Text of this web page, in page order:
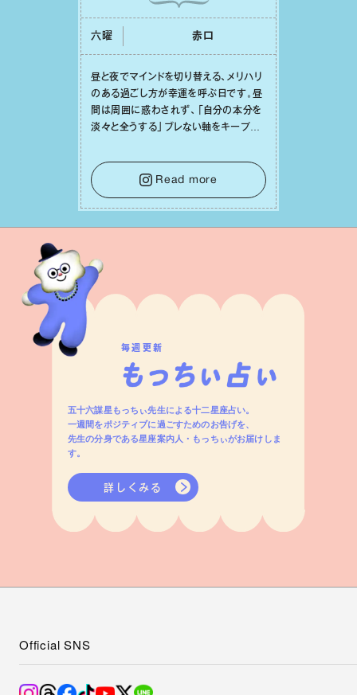
六曜 ⾚⼝
昼と夜でマインドを切り替える、メリハリ
のある過ごし⽅が幸運を呼ぶ⽇です。昼
間は周囲に惑わされず、「⾃分の本分を
淡々と全うする」ブレない軸をキープし
⾔葉に流されないよう、⼼にしっかりブ
レーキをかけること。この意識の切り替
えが、あなたに確かな安⼼感をもたらす
はずです。
Read more
毎週更新
五十六謀星もっちぃ先生による十二星座占い。
一週間をポジティブに過ごすためのお告げを、
先生の分身である星座案内人・もっちぃがお届けしま
す。
詳しくみる
Official SNS